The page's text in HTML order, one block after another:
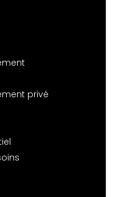
privé